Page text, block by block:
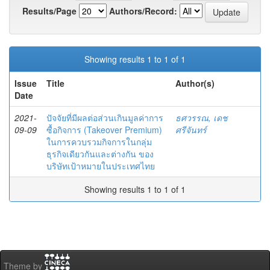
Results/Page
Authors/Record:
Showing results 1 to 1 of 1
Issue
Date
Title Author(s)
2021-
09-09
ปัจจัยที่มีผลต่อส่วนเกินมูลค่าการ
ซื้อกิจการ (Takeover Premium)
ในการควบรวมกิจการในกลุ่ม
ธุรกิจเดียวกันและต่างกัน ของ
บริษัทเป้าหมายในประเทศไทย
ธศวรรณ, เดช
ศรีจันทร์
Showing results 1 to 1 of 1
Theme by